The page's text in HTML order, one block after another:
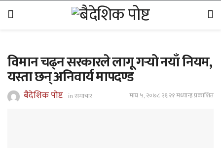
विमान चढ्न सरकारले लागू गर्‍यो नयाँ नियम,
यस्ता छन् अनिवार्य मापदण्ड
बैदेशिक पोष्ट inसमाचार माघ ५, २०७८ २१;२१ मध्यान्ह प्रकाशित